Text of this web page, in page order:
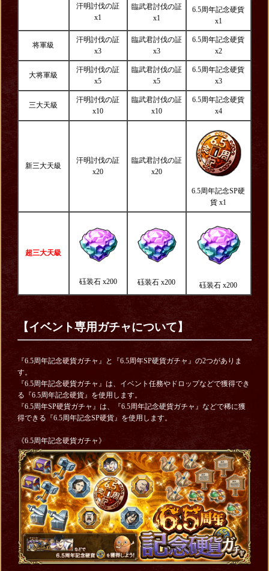
汗明討伐の証
x1
臨武君討伐の証
x1
6.5周年記念硬貨
x1
将軍級
汗明討伐の証
x3
臨武君討伐の証
x3
6.5周年記念硬貨
x2
大将軍級
汗明討伐の証
x5
臨武君討伐の証
x5
6.5周年記念硬貨
x3
三大天級
汗明討伐の証
x10
臨武君討伐の証
x10
6.5周年記念硬貨
x4
新三大天級
汗明討伐の証
x20
臨武君討伐の証
x20
6.5周年記念SP硬
貨 x1
超三大天級
砡装石 x200 砡装石 x200 砡装石 x200
【イベント専用ガチャについて】
『6.5周年記念硬貨ガチャ』と『6.5周年SP硬貨ガチャ』の2つがありま
す。
『6.5周年記念硬貨ガチャ』は、イベント任務やドロップなどで獲得でき
る『6.5周年記念硬貨』を使用します。
『6.5周年SP硬貨ガチャ』は、『6.5周年記念硬貨ガチャ』などで稀に獲
得できる『6.5周年記念SP硬貨』を使用します。
《6.5周年記念硬貨ガチャ》